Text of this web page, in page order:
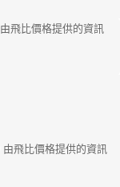
由飛比價格提供的資訊
由飛比價格提供的資訊